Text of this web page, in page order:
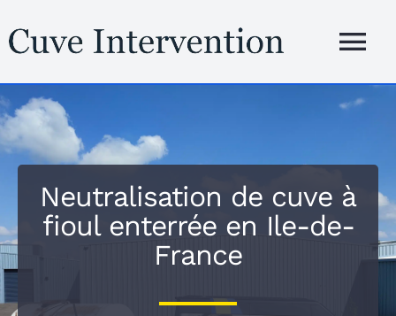
au
Services
Neutralisation de cuve à
fioul enterrée en Ile-de-
France